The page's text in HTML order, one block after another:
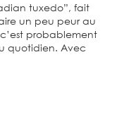
tuxedo”, fait
un peu peur au
probablement
quotidien. Avec